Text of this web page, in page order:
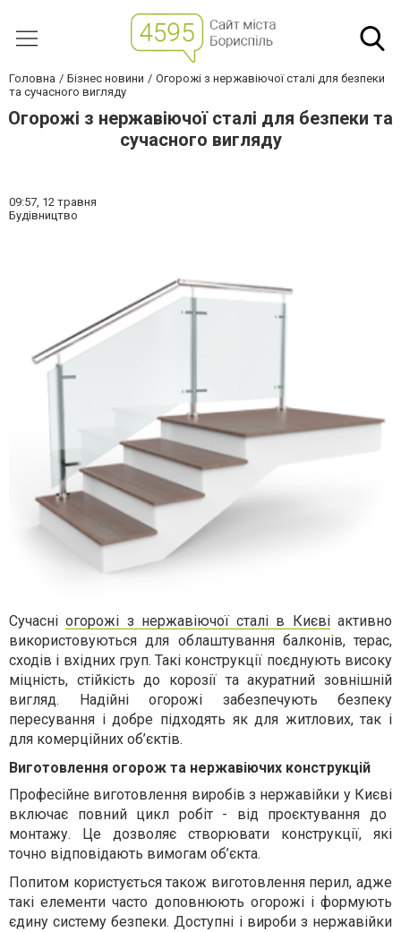
Головна Бізнес новини
Огорожі з нержавіючої сталі для безпеки
та сучасного вигляду
Огорожі з нержавіючої сталі для безпеки та
сучасного вигляду
09:57, 12 травня
Будівництво
Сучасніогорожі з нержавіючої сталі в Києвіактивно
використовуються для облаштування балконів, терас,
сходів і вхідних груп. Такі конструкції поєднують високу
міцність, стійкість до корозії та акуратний зовнішній
вигляд. Надійні огорожі забезпечують безпеку
пересування і добре підходять як для житлових, так і
для комерційних об’єктів.
Виготовлення огорож та нержавіючих конструкцій
Професійне виготовлення виробів з нержавійки у Києві
включає повний цикл робіт - від проєктування до
монтажу. Це дозволяє створювати конструкції, які
точно відповідають вимогам об’єкта.
Попитом користується також виготовлення перил, адже
такі елементи часто доповнюють огорожі і формують
єдину систему безпеки. Доступні і вироби з нержавійки